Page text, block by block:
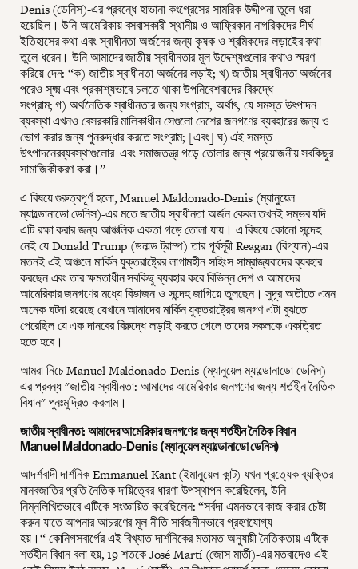
Denis (ডেনিস)-এর প্রবন্ধে হাভানা কংগ্রেসের সামরিক উদ্দীপনা তুলে ধরা
হয়েছিল। উনি আমেরিকায় বসবাসকারী স্থানীয় ও আফ্রিকান নাগরিকদের দীর্ঘ
ইতিহাসের কথা এবং স্বাধীনতা অর্জনের জন্য কৃষক ও শ্রমিকদের লড়াইের কথা
তুলে ধরেন। উনি আমাদের জাতীয় স্বাধীনতার মূল উদ্দেশ্যগুলোর কথাও স্মরণ
করিয়ে দেন: “ক) জাতীয় স্বাধীনতা অর্জনের লড়াই; খ) জাতীয় স্বাধীনতা অর্জনের
পরেও সূক্ষ্ম এবং প্রকাশ্যভাবে চলতে থাকা উপনিবেশবাদের বিরুদ্ধে
সংগ্রাম; গ) অর্থনৈতিক স্বাধীনতার জন্য সংগ্রাম, অর্থাৎ, যে সমস্ত উৎপাদন
ব্যবস্থা এখনও বেসরকারি মালিকাধীন সেগুলো দেশের জনগণের ব্যবহারের জন্য ও
ভোগ করার জন্য পুনরুদ্ধার করতে সংগ্রাম; [এবং] ঘ) এই সমস্ত
উৎপাদনেরব্যবস্থাগুলোর এবং সমাজতন্ত্র গড়ে তোলার জন্য প্রয়োজনীয় সবকিছুর
সামাজিকীকরণ করা।”
এ বিষয়ে গুরুত্বপূর্ণ হলো, Manuel Maldonado-Denis (ম্যানুয়েল
ম্যাল্ডোনাডো ডেনিস)-এর মতে জাতীয় স্বাধীনতা অর্জন কেবল তখনই সম্ভব যদি
এটি রক্ষা করার জন্য আঞ্চলিক একতা গড়ে তোলা যায়। এ বিষয়ে কোনো সন্দেহ
নেই যে Donald Trump (ডনাল্ড ট্রাম্প) তার পূর্বসূরী Reagan (রিগ্যান)-এর
মতনই এই অঞ্চলে মার্কিন যুক্তরাষ্ট্রের লাগামহীন সহিংস সাম্রাজ্যবাদের ব্যবহার
করছেন এবং তার ক্ষমতাধীন সবকিছু ব্যবহার করে বিভিন্ন দেশ ও আমাদের
আমেরিকার জনগণের মধ্যে বিভাজন ও সন্দেহ জাগিয়ে তুলছেন। সুদূর অতীতে এমন
অনেক ঘটনা রয়েছে যেখানে আমাদের মার্কিন যুক্তরাষ্ট্রের জনগণ এটা বুঝতে
পেরেছিল যে এক দানবের বিরুদ্ধে লড়াই করতে গেলে তাদের সকলকে একত্রিত
হতে হবে।
আমরা নিচে Manuel Maldonado-Denis (ম্যানুয়েল ম্যাল্ডোনাডো ডেনিস)-
এর প্রবন্ধ "জাতীয় স্বাধীনতা: আমাদের আমেরিকার জনগণের জন্য শর্তহীন নৈতিক
বিধান" পুনঃমুদ্রিত করলাম।
জাতীয় স্বাধীনতা: আমাদের আমেরিকার জনগণের জন্য শর্তহীন নৈতিক বিধান
Manuel Maldonado-Denis (ম্যানুয়েল ম্যাল্ডোনাডো ডেনিস)
আদর্শবাদী দার্শনিক Emmanuel Kant (ইমানুয়েল কান্ট) যখন প্রত্যেক ব্যক্তির
মানবজাতির প্রতি নৈতিক দায়িত্বের ধারণা উপস্থাপন করেছিলেন, উনি
নিম্নলিখিতভাবে এটিকে সংজ্ঞায়িত করেছিলেন: “সর্বদা এমনভাবে কাজ করার চেষ্টা
করুন যাতে আপনার আচরণের মূল নীতি সার্বজনীনভাবে গ্রহণযোগ্য
হয়।“ কোনিগসবার্গের এই বিখ্যাত দার্শনিকের মতামত অনুযায়ী নৈতিকতায় এটিকে
শর্তহীন বিধান বলা হয়, 19 শতকে José Martí (জোস মার্তী)-এর মতবাদেও এই